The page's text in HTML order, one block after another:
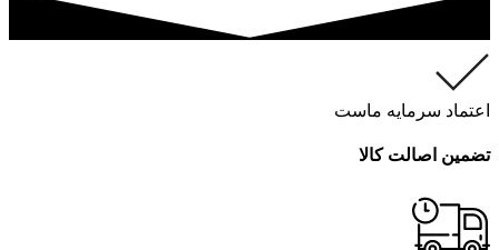
اعتماد سرمایه ماست
تضمین اصالت کالا